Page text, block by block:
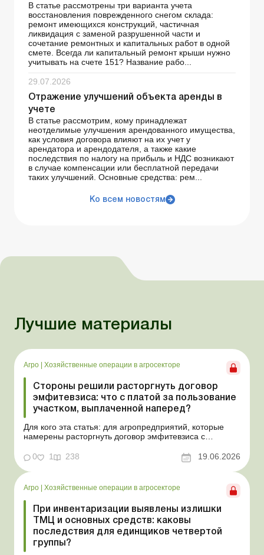
В статье рассмотрены три варианта учета
восстановления поврежденного снегом склада:
ремонт имеющихся конструкций, частичная
ликвидация с заменой разрушенной части и
сочетание ремонтных и капитальных работ в одной
смете. Всегда ли капитальный ремонт крыши нужно
учитывать на счете 151? Название рабо...
29.07.2026
Отражение улучшений объекта аренды в
учете
В статье рассмотрим, кому принадлежат
неотделимые улучшения арендованного имущества,
как условия договора влияют на их учет у
арендатора и арендодателя, а также какие
последствия по налогу на прибыль и НДС возникают
в случае компенсации или бесплатной передачи
таких улучшений. Основные средства: рем...
Ко всем новостям
Лучшие материалы
Агро Хозяйственные операции в агросекторе
Стороны решили расторгнуть договор
эмфитевзиса: что с платой за пользование
участком, выплаченной наперед?
Для кого эта статья: для агропредприятий, которые
намерены расторгнуть договор эмфитевзиса с
согласию. Усложним эту ситуацию тем, что плата за
пользование земельным участком была выплачена
собственнику наперед за несколько лет. В таком случае
перед эмфит...
0 1 238 19.06.2026
Агро | Хозяйственные операции в агросекторе
При инвентаризации выявлены излишки
ТМЦ и основных средств: каковы
последствия для единщиков четвертой
группы?